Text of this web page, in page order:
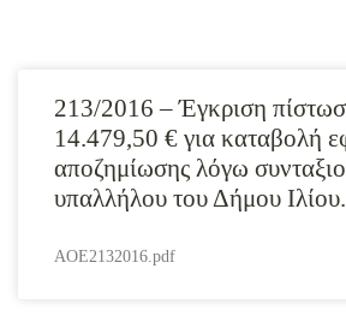
213/2016 – Έγκριση
14.479,50 € για καταβολή
αποζημίωσης λόγω
υπαλλήλου του Δήμου Ιλίου.
AOE2132016.pdf